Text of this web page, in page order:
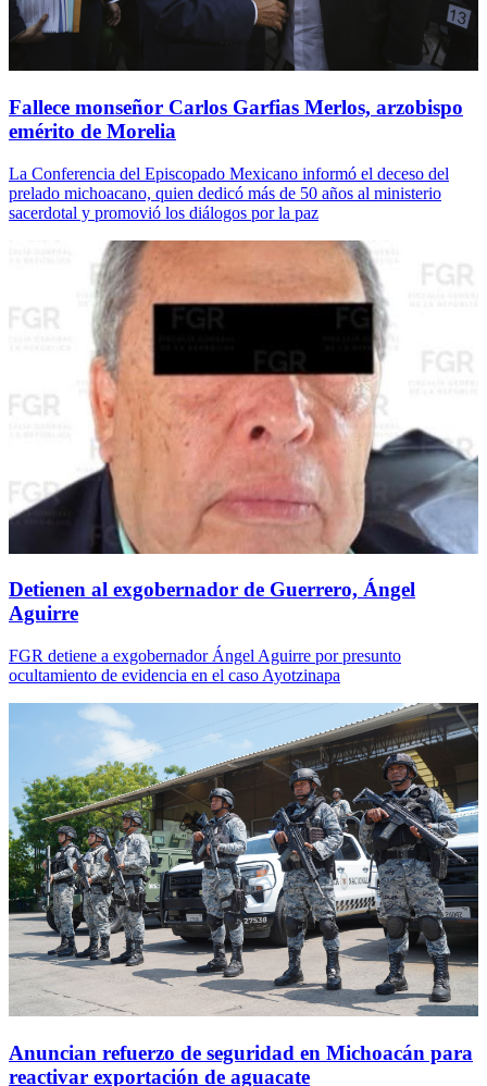
Fallece monseñor Carlos Garfias Merlos, arzobispo
emérito de Morelia
La Conferencia del Episcopado Mexicano informó el deceso del
prelado michoacano, quien dedicó más de 50 años al ministerio
sacerdotal y promovió los diálogos por la paz
Detienen al exgobernador de Guerrero, Ángel
Aguirre
FGR detiene a exgobernador Ángel Aguirre por presunto
ocultamiento de evidencia en el caso Ayotzinapa
Anuncian refuerzo de seguridad en Michoacán para
reactivar exportación de aguacate